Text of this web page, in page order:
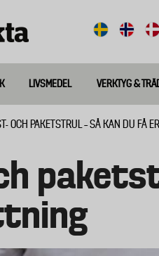
LIVSMEDEL VERKTYG &
OCH PAKETSTRUL – SÅ KAN DU FÅ